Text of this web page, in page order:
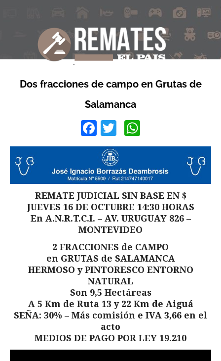
Dos fracciones de campo en Grutas de
Salamanca
Facebook
Twitter
REMATE JUDICIAL SIN BASE EN $
JUEVES 16 DE OCTUBRE 14:30 HORAS
En A.N.R.T.C.I. – AV. URUGUAY 826 –
MONTEVIDEO
2 FRACCIONES de CAMPO
en GRUTAS de SALAMANCA
HERMOSO y PINTORESCO ENTORNO
NATURAL
Son 9,5 Hectáreas
A 5 Km de Ruta 13 y 22 Km de Aiguá
SEÑA: 30% – Más comisión e IVA 3,66 en el
acto
MEDIOS DE PAGO POR LEY 19.210